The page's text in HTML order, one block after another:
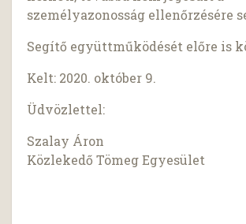
személyazonosság ellenőrzésére
Segítő együttműködését előre is
Kelt: 2020. október 9.
Üdvözlettel:
Szalay Áron
Közlekedő Tömeg Egyesület